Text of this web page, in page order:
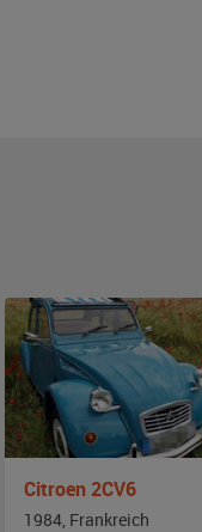
Citroen 2CV6
1984, Frankreich